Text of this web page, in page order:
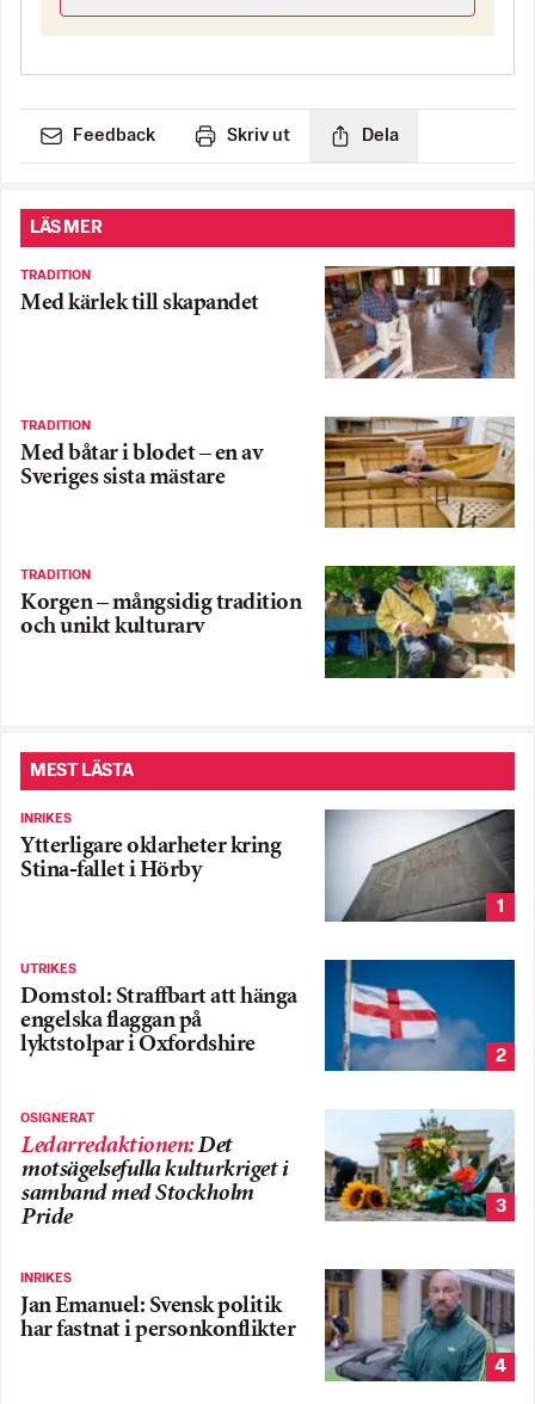
Feedback Skriv ut Dela
LÄS MER
TRADITION
Med kärlek till skapandet
TRADITION
Med båtar i blodet – en av
Sveriges sista mästare
TRADITION
Korgen – mångsidig tradition
och unikt kulturarv
MEST LÄSTA
INRIKES
Ytterligare oklarheter kring
Stina-fallet i Hörby
1
UTRIKES
Domstol: Straffbart att hänga
engelska flaggan på
lyktstolpar i Oxfordshire
2
OSIGNERAT
Ledarredaktionen:Det
motsägelsefulla kulturkriget i
samband med Stockholm
Pride
3
INRIKES
Jan Emanuel: Svensk politik
har fastnat i personkonflikter
4